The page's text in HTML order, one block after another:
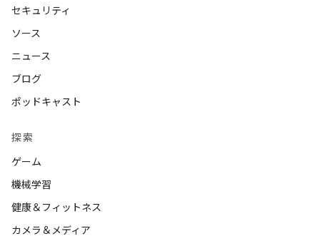
セキュリティ
ソース
ニュース
ブログ
ポッドキャスト
探索
ゲーム
機械学習
健康＆フィットネス
カメラ＆メディア